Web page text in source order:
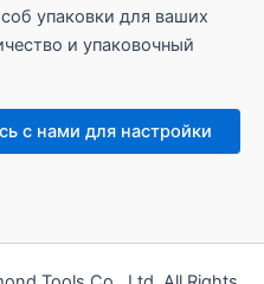
упаковки для ваших
и упаковочный
с нами для настройки